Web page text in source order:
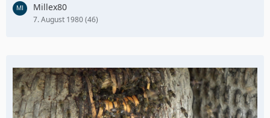
Millex80
7. August 1980 (46)